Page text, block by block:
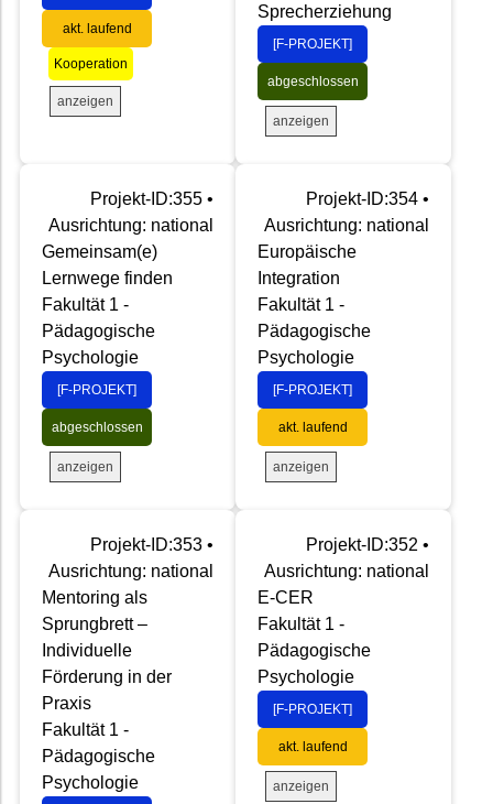
akt. laufend
Kooperation
anzeigen
Sprecherziehung
[F-PROJEKT]
abgeschlossen
anzeigen
Projekt-ID:355 •
Ausrichtung: national
Gemeinsam(e)
Lernwege finden
Fakultät 1 -
Pädagogische
Psychologie
[F-PROJEKT]
abgeschlossen
anzeigen
Projekt-ID:354 •
Ausrichtung: national
Europäische
Integration
Fakultät 1 -
Pädagogische
Psychologie
[F-PROJEKT]
akt. laufend
anzeigen
Projekt-ID:353 •
Ausrichtung: national
Mentoring als
Sprungbrett –
Individuelle
Förderung in der
Praxis
Fakultät 1 -
Pädagogische
Psychologie
Projekt-ID:352 •
Ausrichtung: national
E-CER
Fakultät 1 -
Pädagogische
Psychologie
[F-PROJEKT]
akt. laufend
anzeigen